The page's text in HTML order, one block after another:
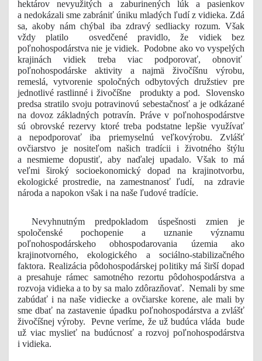
hektárov nevyužitých a zaburinených lúk a pasienkov
a nedokázali sme zabrániť úniku mladých ľudí z vidieka. Zdá
sa, akoby nám chýbal iba zdravý sedliacky rozum. Však
vždy platilo osvedčené pravidlo, že vidiek bez
poľnohospodárstva nie je vidiek. Podobne ako vo vyspelých
krajinách vidiek treba viac podporovať, obnoviť
poľnohospodárske aktivity a najmä živočíšnu výrobu,
remeslá, vytvorenie spoločných odbytových družstiev pre
jednotlivé rastlinné i živočíšne produkty a pod. Slovensko
predsa stratilo svoju potravinovú sebestačnosť a je odkázané
na dovoz základných potravín. Práve v poľnohospodárstve
sú obrovské rezervy ktoré treba podstatne lepšie využívať
a nepodporovať iba priemyselnú veľkovýrobu. Zvlášť
ovčiarstvo je nositeľom našich tradícii i životného štýlu
a nesmieme dopustiť, aby naďalej upadalo. Však to má
veľmi široký socioekonomický dopad na krajinotvorbu,
ekologické prostredie, na zamestnanosť ľudí, na zdravie
národa a napokon však i na naše ľudové tradície.
Nevyhnutným predpokladom úspešnosti zmien je
spoločenské pochopenie a uznanie významu
poľnohospodárskeho obhospodarovania územia ako
krajinotvorného, ekologického a sociálno-stabilizačného
faktora. Realizácia pôdohospodárskej politiky má širší dopad
a presahuje rámec samotného rezortu pôdohospodárstva a
rozvoja vidieka a to by sa malo zdôrazňovať. Nemali by sme
zabúdať i na naše vidiecke a ovčiarske korene, ale mali by
sme dbať na zastavenie úpadku poľnohospodárstva a zvlášť
živočíšnej výroby. Pevne veríme, že už budúca vláda bude
už viac myslieť na budúcnosť a rozvoj poľnohospodárstva
i vidieka.